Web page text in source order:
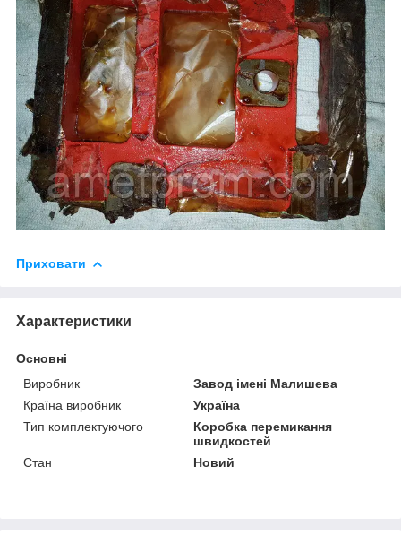
Приховати
Характеристики
Основні
Виробник
Завод імені Малишева
Країна виробник
Україна
Тип комплектуючого
Коробка перемикання
швидкостей
Стан
Новий